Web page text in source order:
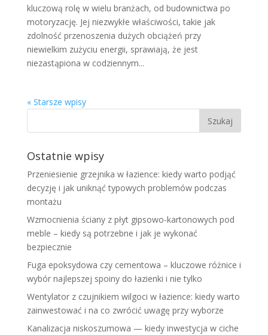
kluczową rolę w wielu branżach, od budownictwa po
motoryzację. Jej niezwykłe właściwości, takie jak
zdolność przenoszenia dużych obciążeń przy
niewielkim zużyciu energii, sprawiają, że jest
niezastąpiona w codziennym...
« Starsze wpisy
Ostatnie wpisy
Przeniesienie grzejnika w łazience: kiedy warto podjąć
decyzję i jak uniknąć typowych problemów podczas
montażu
Wzmocnienia ściany z płyt gipsowo-kartonowych pod
meble – kiedy są potrzebne i jak je wykonać
bezpiecznie
Fuga epoksydowa czy cementowa – kluczowe różnice i
wybór najlepszej spoiny do łazienki i nie tylko
Wentylator z czujnikiem wilgoci w łazience: kiedy warto
zainwestować i na co zwrócić uwagę przy wyborze
Kanalizacja niskoszumowa — kiedy inwestycja w ciche